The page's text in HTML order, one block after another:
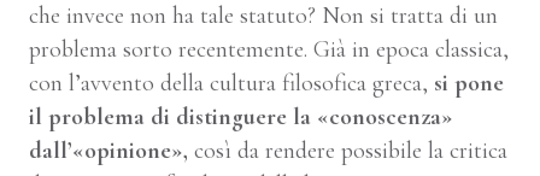
che invece non ha tale statuto? Non si tratta di un
problema sorto recentemente. Già in epoca classica,
con l’avvento della cultura filosofica greca, si pone
il problema di distinguere la «conoscenza»
dall’«opinione», così da rendere possibile la critica